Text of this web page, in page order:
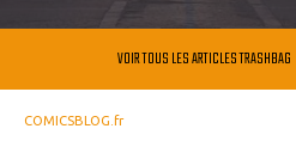
VOIR TOUS LES ARTICLES TRASHBAG
COMICSBLOG.fr